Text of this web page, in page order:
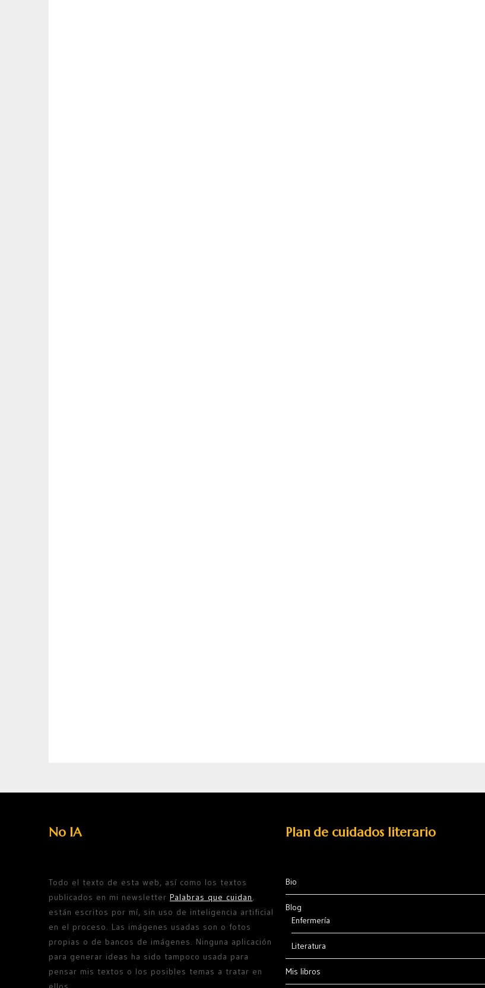
No IA
Todo el texto de esta web, así como los textos
publicados en mi newsletter Palabras que cuidan,
están escritos por mí, sin uso de inteligencia artificial
en el proceso. Las imágenes usadas son o fotos
propias o de bancos de imágenes. Ninguna aplicación
para generar ideas ha sido tampoco usada para
pensar mis textos o los posibles temas a tratar en
Plan de cuidados literario
Bio
Blog
Enfermería
Literatura
Mis libros